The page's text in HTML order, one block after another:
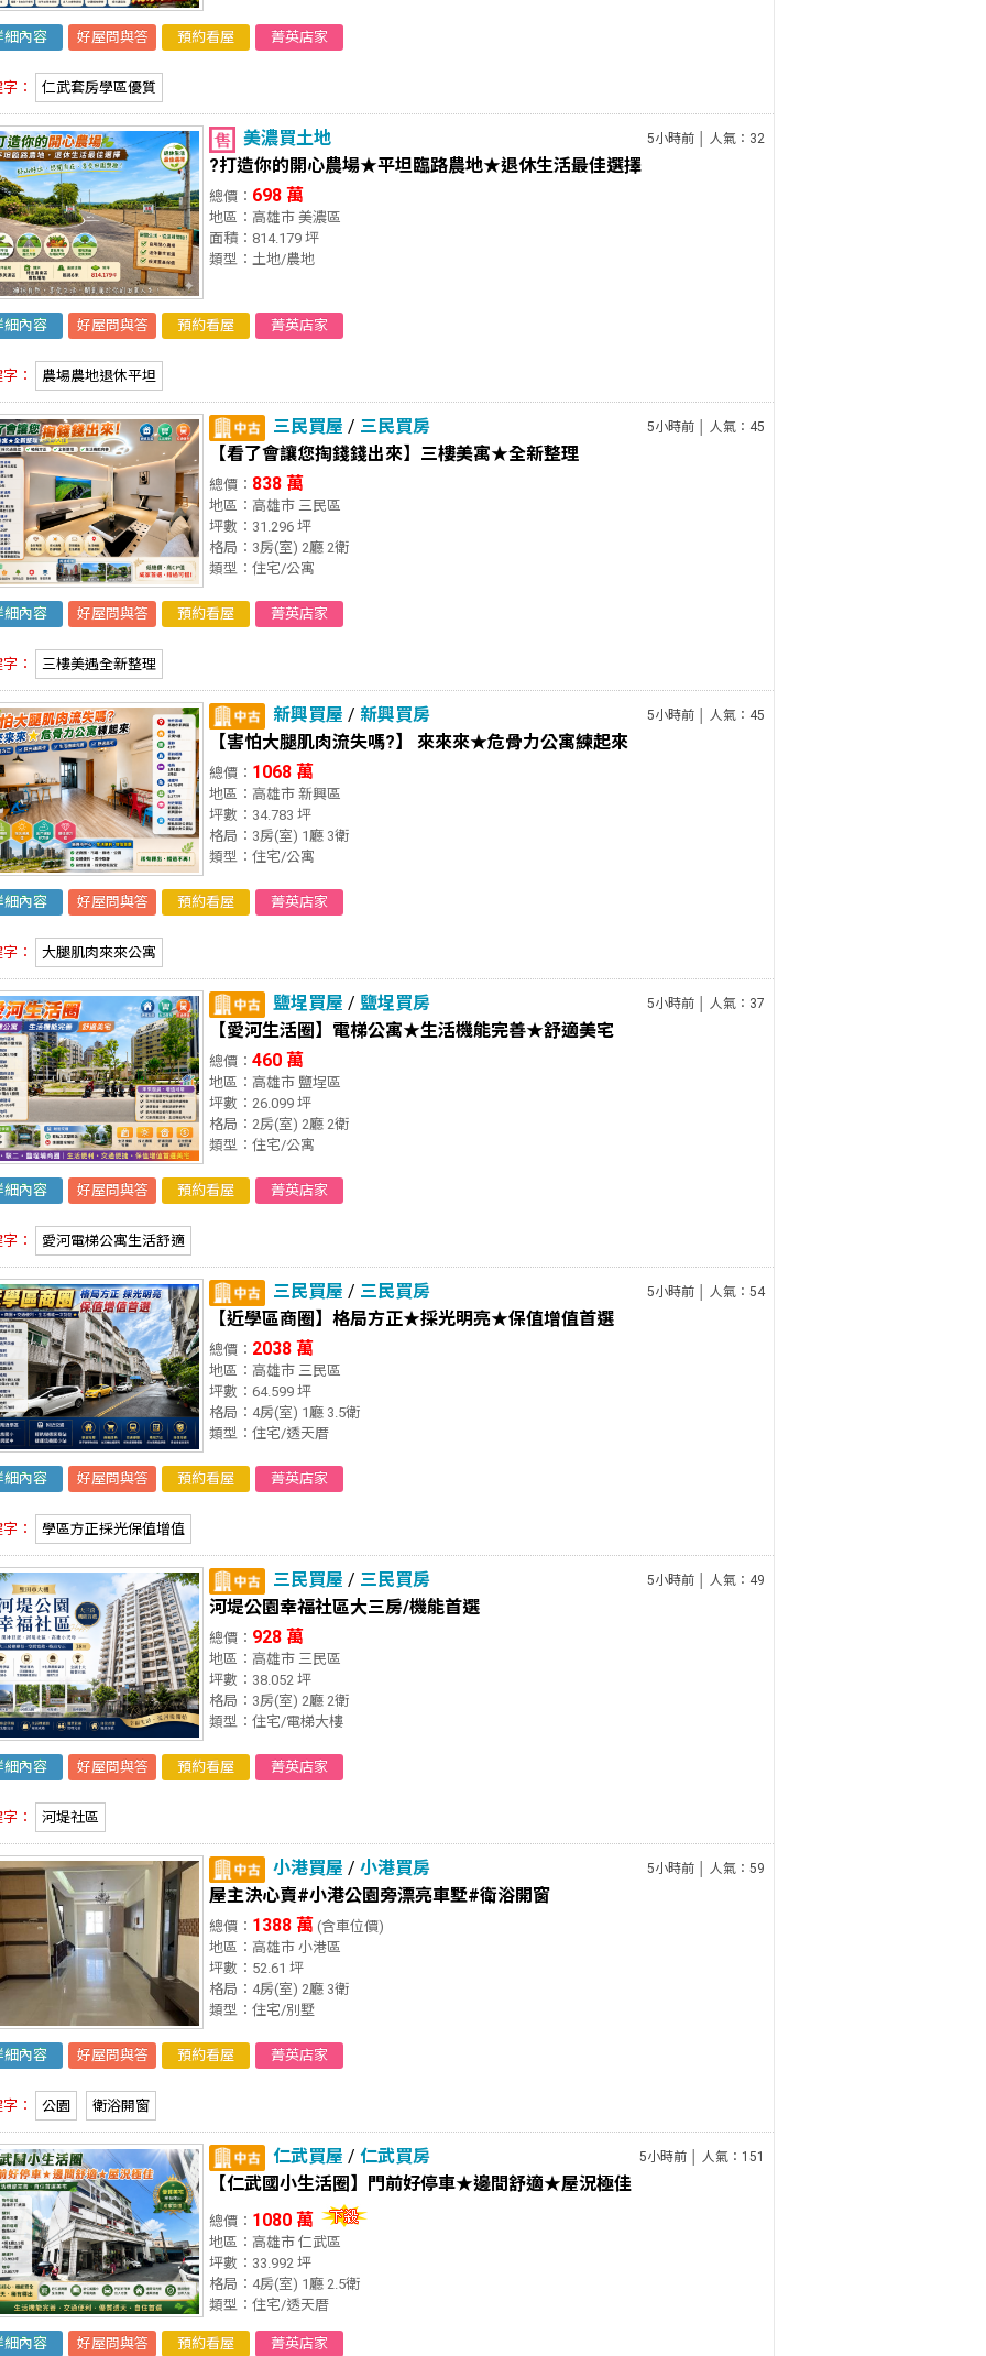
細內容 好屋問與答 預約看屋 菁英店家
： 仁武套房學區優質
美濃買土地 5小時前 │ 人氣：32
?打造你的開心農場★平坦臨路農地★退休生活最佳選擇
總價： 698 萬
地區：高雄市 美濃區
面積：814.179 坪
類型：土地/農地
細內容 好屋問與答 預約看屋 菁英店家
： 農場農地退休平坦
三民買屋 / 三民買房 5小時前 │ 人氣：45
【看了會讓您掏錢錢出來】三樓美寓★全新整理
總價： 838 萬
地區：高雄市 三民區
坪數：31.296 坪
格局：3房(室) 2廳 2衛
類型：住宅/公寓
細內容 好屋問與答 預約看屋 菁英店家
： 三樓美遇全新整理
新興買屋 / 新興買房 5小時前 │ 人氣：45
【害怕大腿肌肉流失嗎?】 來來來★危骨力公寓練起來
總價： 1068 萬
地區：高雄市 新興區
坪數：34.783 坪
格局：3房(室) 1廳 3衛
類型：住宅/公寓
細內容 好屋問與答 預約看屋 菁英店家
： 大腿肌肉來來公寓
鹽埕買屋 / 鹽埕買房 5小時前 │ 人氣：37
【愛河生活圈】電梯公寓★生活機能完善★舒適美宅
總價： 460 萬
地區：高雄市 鹽埕區
坪數：26.099 坪
格局：2房(室) 2廳 2衛
類型：住宅/公寓
細內容 好屋問與答 預約看屋 菁英店家
： 愛河電梯公寓生活舒適
三民買屋 / 三民買房 5小時前 │ 人氣：54
【近學區商圈】格局方正★採光明亮★保值增值首選
總價： 2038 萬
地區：高雄市 三民區
坪數：64.599 坪
格局：4房(室) 1廳 3.5衛
類型：住宅/透天厝
細內容 好屋問與答 預約看屋 菁英店家
： 學區方正採光保值增值
三民買屋 / 三民買房 5小時前 │ 人氣：49
河堤公園幸福社區大三房/機能首選
總價： 928 萬
地區：高雄市 三民區
坪數：38.052 坪
格局：3房(室) 2廳 2衛
類型：住宅/電梯大樓
細內容 好屋問與答 預約看屋 菁英店家
： 河堤社區
小港買屋 / 小港買房 5小時前 │ 人氣：59
屋主決心賣#小港公園旁漂亮車墅#衛浴開窗
總價： 1388 萬 (含車位價)
地區：高雄市 小港區
坪數：52.61 坪
格局：4房(室) 2廳 3衛
類型：住宅/別墅
細內容 好屋問與答 預約看屋 菁英店家
： 公園 衛浴開窗
仁武買屋 / 仁武買房 5小時前 │ 人氣：151
【仁武國小生活圈】門前好停車★邊間舒適★屋況極佳
總價： 1080 萬
地區：高雄市 仁武區
坪數：33.992 坪
格局：4房(室) 1廳 2.5衛
類型：住宅/透天厝
細內容 好屋問與答 預約看屋 菁英店家